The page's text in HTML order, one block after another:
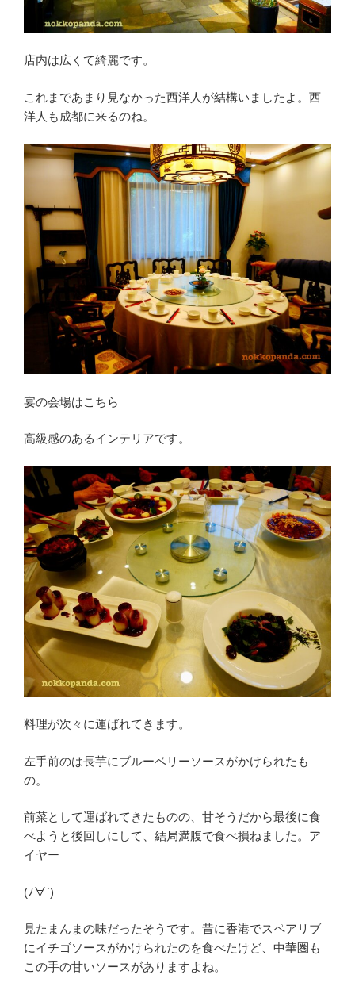
店内は広くて綺麗です。
これまであまり見なかった西洋人が結構いましたよ。西
洋人も成都に来るのね。
宴の会場はこちら
高級感のあるインテリアです。
料理が次々に運ばれてきます。
左手前のは長芋にブルーベリーソースがかけられたも
の。
前菜として運ばれてきたものの、甘そうだから最後に食
べようと後回しにして、結局満腹で食べ損ねました。ア
イヤー
(ﾉ∀`)
見たまんまの味だったそうです。昔に香港でスペアリブ
にイチゴソースがかけられたのを食べたけど、中華圏も
この手の甘いソースがありますよね。